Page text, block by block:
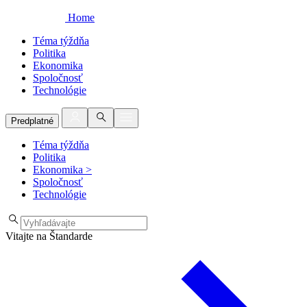
Home
Téma týždňa
Politika
Ekonomika
Spoločnosť
Technológie
Predplatné
Téma týždňa
Politika
Ekonomika >
Spoločnosť
Technológie
Vitajte na Štandarde